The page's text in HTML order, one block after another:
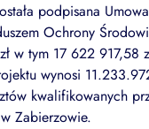
podpisana
Ochrony
w tym 17 622 917,58
wynosi
kwalifikowanych
Zabierzowie.